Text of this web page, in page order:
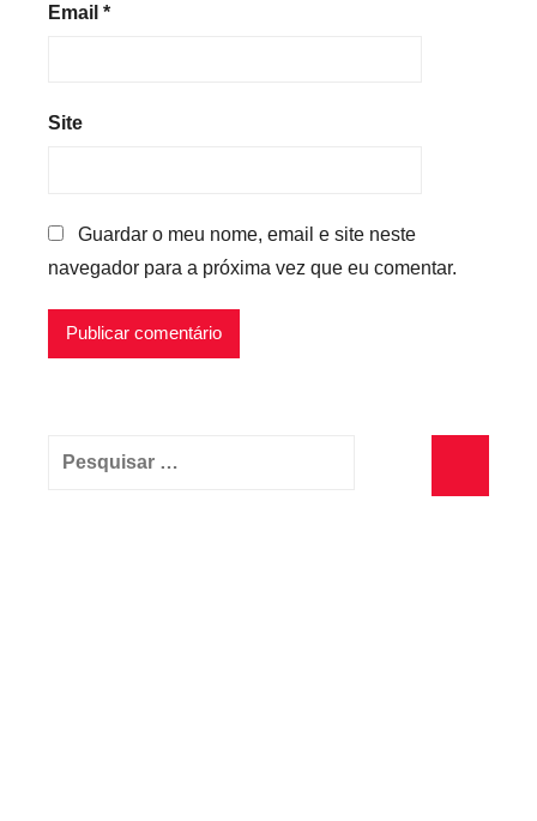
Email *
Site
Guardar o meu nome, email e site neste
navegador para a próxima vez que eu comentar.
Pesquisar